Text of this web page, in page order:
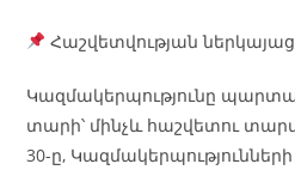
Հաշվետվության
Կազմակերպությունը
տարի՝ մինչև հաշվետու
30-ը,